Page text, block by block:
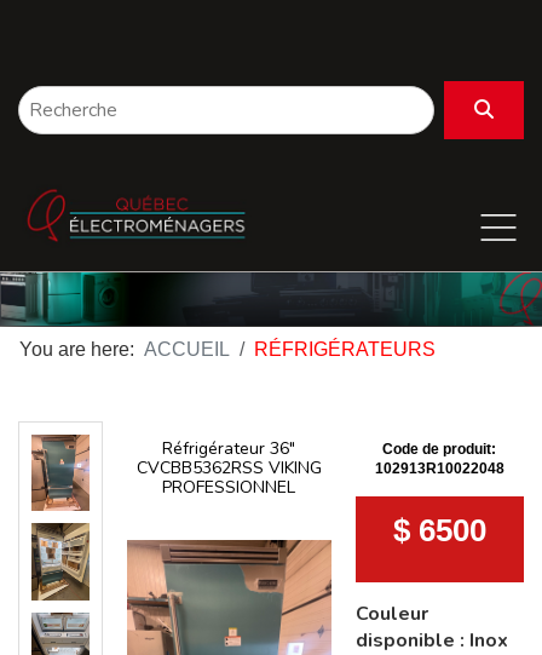
You are here: ACCUEIL RÉFRIGÉRATEURS
Réfrigérateur 36"
CVCBB5362RSS VIKING
PROFESSIONNEL
Code de produit:
102913R10022048
$ 6500
Couleur
disponible : Inox